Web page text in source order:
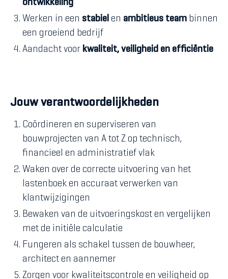
ontwikkeling
Werken in een stabiel en ambitieus team binnen
een groeiend bedrijf
Aandacht voor kwaliteit, veiligheid en efficiëntie
Jouw verantwoordelijkheden
Coördineren en superviseren van
bouwprojecten van A tot Z op technisch,
financieel en administratief vlak
Waken over de correcte uitvoering van het
lastenboek en accuraat verwerken van
klantwijzigingen
Bewaken van de uitvoeringskost en vergelijken
met de initiële calculatie
Fungeren als schakel tussen de bouwheer,
architect en aannemer
Zorgen voor kwaliteitscontrole en veiligheid op